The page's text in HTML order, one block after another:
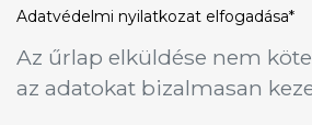
Adatvédelmi nyilatkozat elfogadása*
Az űrlap elküldése nem
az adatokat bizalmasan